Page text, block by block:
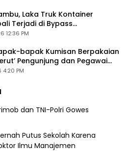
Laka Truk Kontainer
Terjadi di Bypass
12:36 PM
bapak Kumisan Berpakaian
Pengunjung dan Pegawai
Aktifkan Layar Sentuh Atm
4:20 PM
dan TNI-Polri Gowes
Putus Sekolah Karena
Ilmu Manajemen